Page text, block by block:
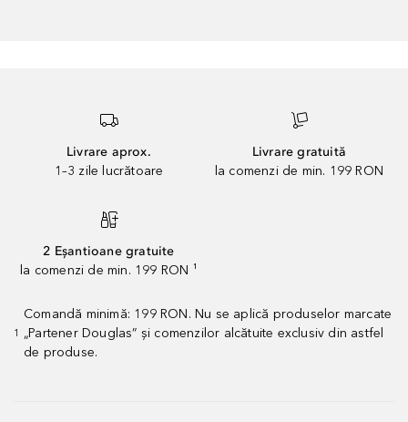
Livrare aprox.
1–3 zile lucrătoare
Livrare gratuită
la comenzi de min. 199 RON
2 Eșantioane gratuite
la comenzi de min. 199 RON ¹
1
Comandă minimă: 199 RON. Nu se aplică produselor marcate
„Partener Douglas” și comenzilor alcătuite exclusiv din astfel
de produse.